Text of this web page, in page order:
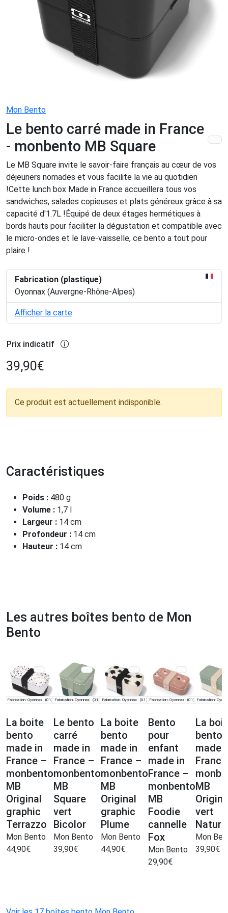
Mon Bento
Le bento carré made in France
- monbento MB Square
Le MB Square invite le savoir-faire français au cœur de vos
déjeuners nomades et vous facilite la vie au quotidien
!Cette lunch box Made in France accueillera tous vos
sandwiches, salades copieuses et plats généreux grâce à sa
capacité d'1.7L !Équipé de deux étages hermétiques à
bords hauts pour faciliter la dégustation et compatible avec
le micro-ondes et le lave-vaisselle, ce bento a tout pour
plaire !
Fabrication (plastique)
Oyonnax (Auvergne-Rhône-Alpes)
Afficher la carte
Prix indicatif
39,90€
Ce produit est actuellement indisponible.
Caractéristiques
Poids : 480 g
Volume : 1,7 l
Largeur : 14 cm
Profondeur : 14 cm
Hauteur : 14 cm
Les autres boîtes bento de Mon
Bento
Fabrication: Oyonnax (01)
La boite
bento
made in
France –
monbento
MB
Original
graphic
Terrazzo
Mon Bento
44,90€
Fabrication: Oyonnax (01)
Le bento
carré
made in
France –
monbento
MB
Square
vert
Bicolor
Mon Bento
39,90€
Fabrication: Oyonnax (01)
La boite
bento
made in
France –
monbento
MB
Original
graphic
Plume
Mon Bento
44,90€
Fabrication: Oyonnax (01)
Bento
pour
enfant
made in
France –
monbento
MB
Foodie
cannelle
Fox
Mon Bento
29,90€
Fabrication:
La
bento
made
MB
vert
Mon
39,90€